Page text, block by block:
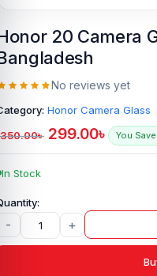
20 Camera
No reviews yet
Honor Camera Glass
350.00৳ 299.00৳ You Save
In Stock
- +